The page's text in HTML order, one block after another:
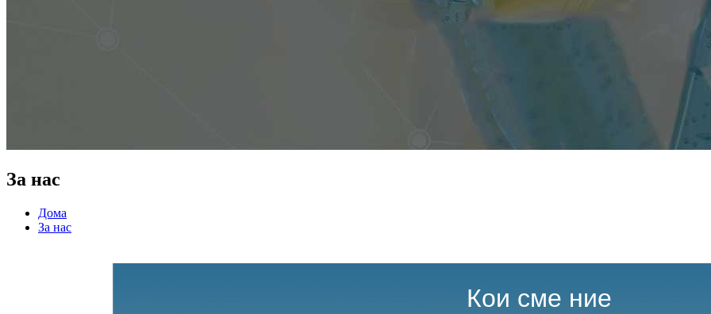
За нас
Дома
За нас
Кои сме ние